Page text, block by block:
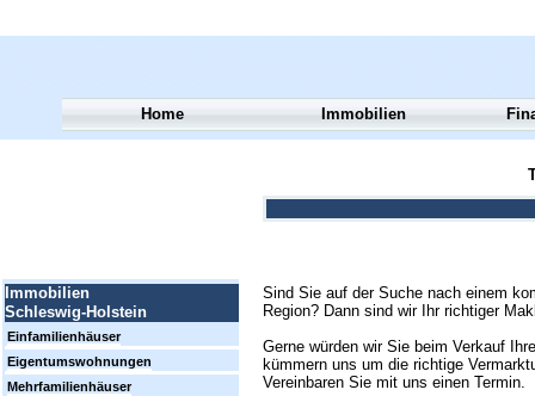
Sind Sie auf der Suche nach einem
Region? Dann sind wir Ihr richtiger
Gerne würden wir Sie beim Verkauf
kümmern uns um die richtige
Vereinbaren Sie mit uns einen Termin.
Home Immobilien
Immobilien
Schleswig-Holstein
Einfamilienhäuser
Eigentumswohnungen
Mehrfamilienhäuser